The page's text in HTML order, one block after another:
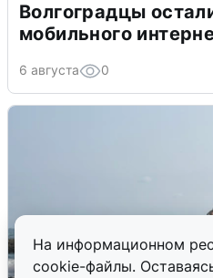
На информационном
cookie-файлы.
Волгоградцы
мобильного
6 августа 0